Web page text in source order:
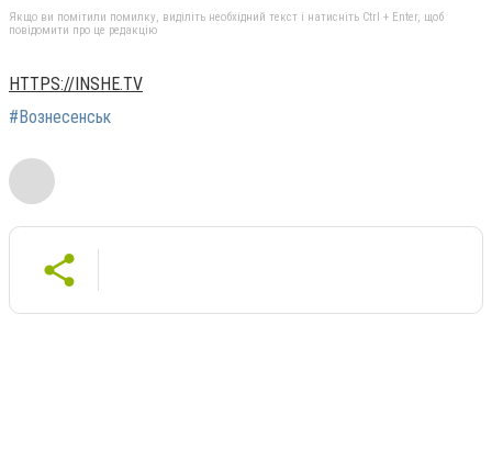
Якщо ви помітили помилку, виділіть необхідний текст і натисніть Ctrl + Enter, щоб
повідомити про це редакцію
HTTPS://INSHE.TV
#Вознесенськ